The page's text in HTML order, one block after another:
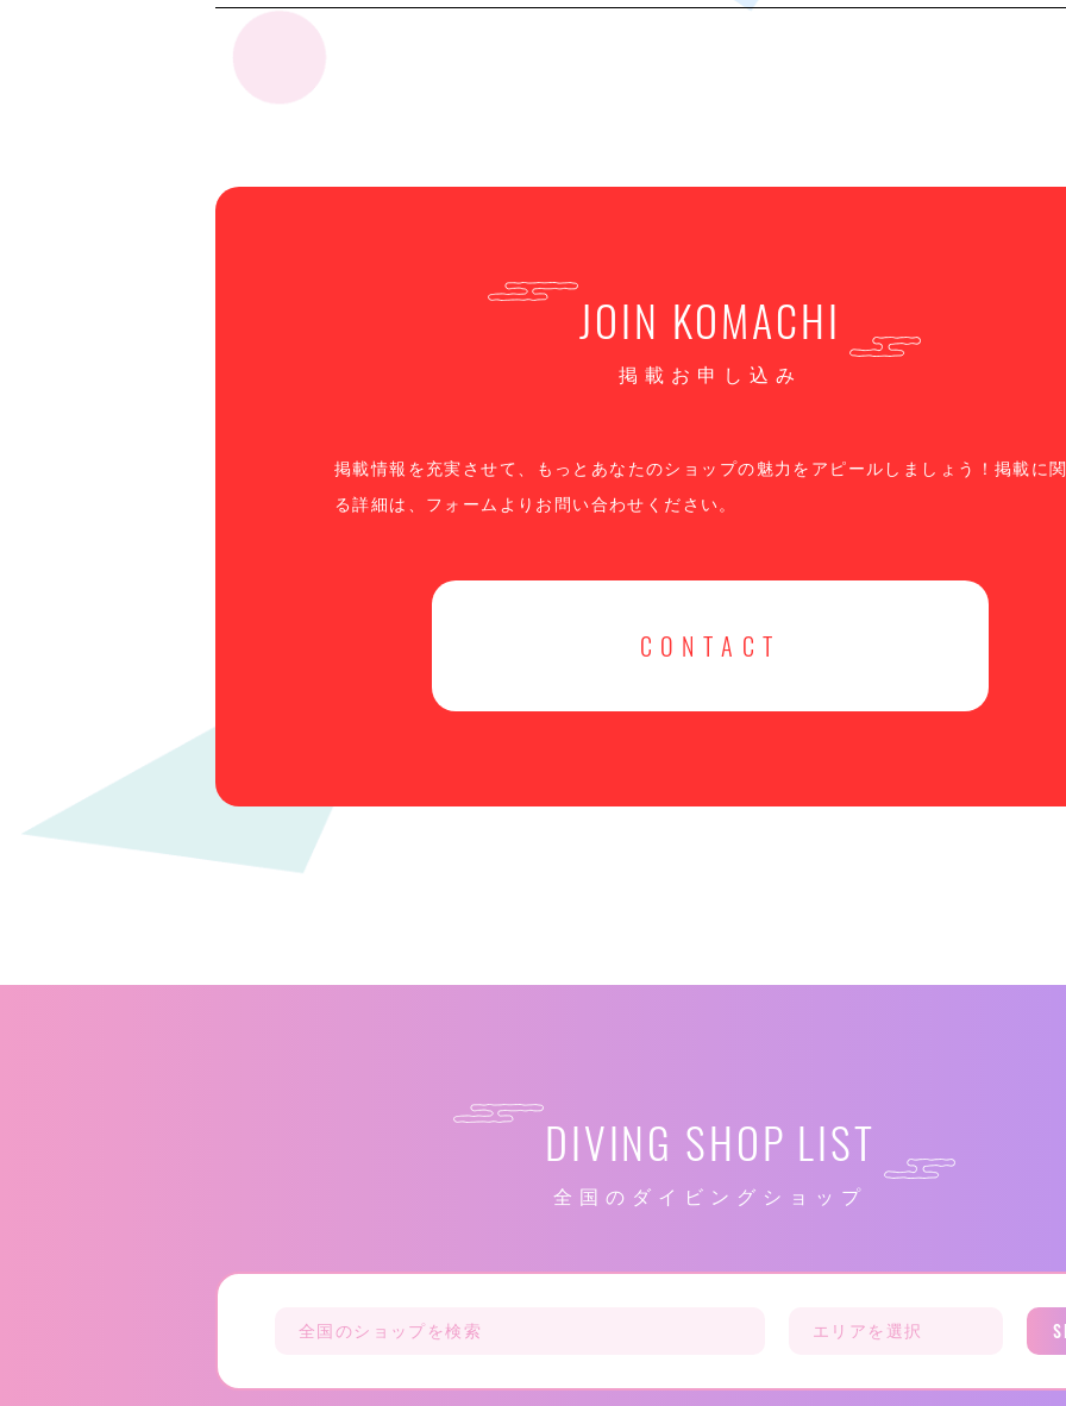
JOIN KOMACHI
掲載お申し込み
掲載情報を充実させて、もっとあなたのショップの魅力をアピールしましょう！掲載に
る詳細は、フォームよりお問い合わせください。
CONTACT
DIVING SHOP LIST
全国のダイビングショップ